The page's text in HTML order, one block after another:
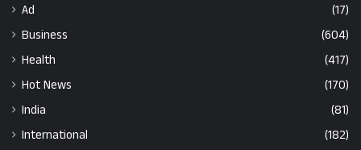
Ad
(17)
Business
(604)
Health
(417)
Hot News
(170)
India
(81)
International
(182)